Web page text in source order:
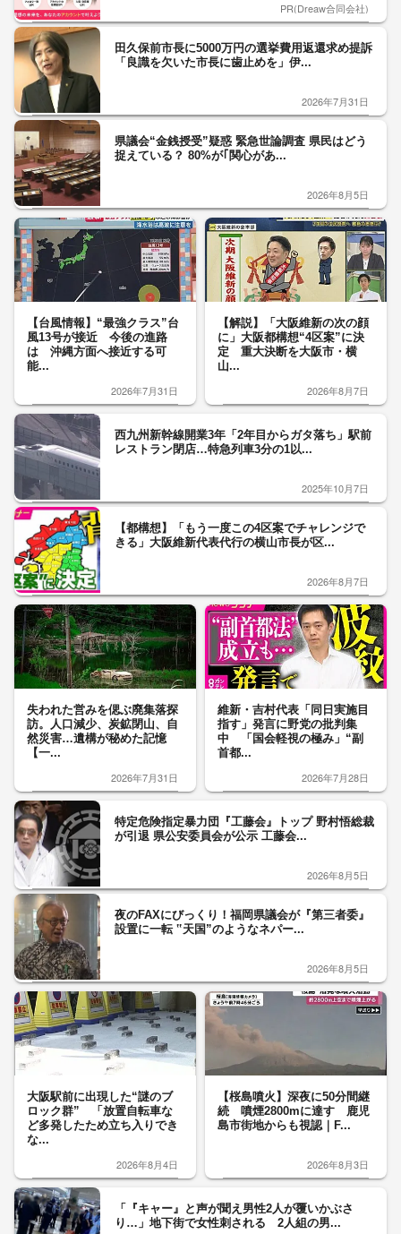
PR(Dreaw合同会社)
田久保前市長に5000万円の選挙費用返還求め提訴
「良識を欠いた市長に歯止めを」伊...
2026年7月31日
県議会“金銭授受”疑惑 緊急世論調査 県民はどう
捉えている？ 80%が｢関心があ...
2026年8月5日
【台風情報】“最強クラス”台
風13号が接近 今後の進路
は 沖縄方面へ接近する可
能...
2026年7月31日
【解説】「大阪維新の次の顔
に」大阪都構想“4区案”に決
定 重大決断を大阪市・横
山...
2026年8月7日
西九州新幹線開業3年「2年目からガタ落ち」駅前
レストラン閉店…特急列車3分の1以...
2025年10月7日
【都構想】「もう一度この4区案でチャレンジで
きる」大阪維新代表代行の横山市長が区...
2026年8月7日
失われた営みを偲ぶ廃集落探
訪。人口減少、炭鉱閉山、自
然災害…遺構が秘めた記憶
【一...
2026年7月31日
維新・吉村代表「同日実施目
指す」発言に野党の批判集
中 「国会軽視の極み」“副
首都...
2026年7月28日
特定危険指定暴力団『工藤会』トップ 野村悟総裁
が引退 県公安委員会が公示 工藤会...
2026年8月5日
夜のFAXにびっくり！福岡県議会が『第三者委』
設置に一転 ‟天国”のようなネパー...
2026年8月5日
大阪駅前に出現した“謎のブ
ロック群” 「放置自転車な
ど多発したため立ち入りでき
な...
2026年8月4日
【桜島噴火】深夜に50分間継
続 噴煙2800mに達す 鹿児
島市街地からも視認｜F...
2026年8月3日
「『キャー』と声が聞え男性2人が覆いかぶさ
り…」地下街で女性刺される 2人組の男...